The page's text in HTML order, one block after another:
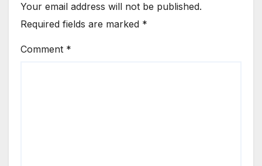
Your email address will not be published.
Required fields are marked *
Comment *